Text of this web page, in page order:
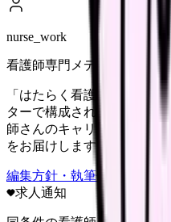
nurse_work
看護師専門メディア
「はたらく看護師さん」編
ターで構成されています。
師さんのキャリア・転職・
をお届けします。
編集方針・執筆体制・監修
求人通知